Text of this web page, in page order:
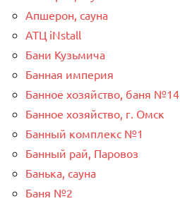
Апшерон, сауна
АТЦ iNstall
Бани Кузьмича
Банная империя
Банное хозяйство, баня №14
Банное хозяйство, г. Омск
Банный комплекс №1
Банный рай, Паровоз
Банька, сауна
Баня №2